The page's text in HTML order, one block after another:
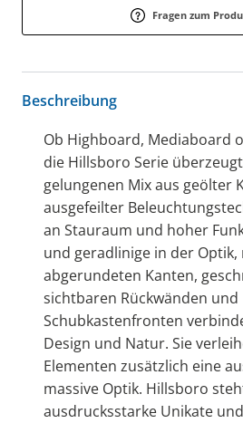
Fragen zum
Beschreibung
Ob Highboard, Mediaboard
die Hillsboro Serie
gelungenen Mix aus geölter
ausgefeilter
an Stauraum und hoher
und geradlinige in der Optik,
abgerundeten Kanten,
sichtbaren Rückwänden und
Schubkastenfronten
Design und Natur. Sie
Elementen zusätzlich eine
massive Optik. Hillsboro
ausdrucksstarke Unikate